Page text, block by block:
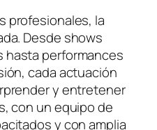
profesionales,‌ la
Desde shows
hasta​ performances
cada actuación
y entretener
con un equipo de
y con amplia